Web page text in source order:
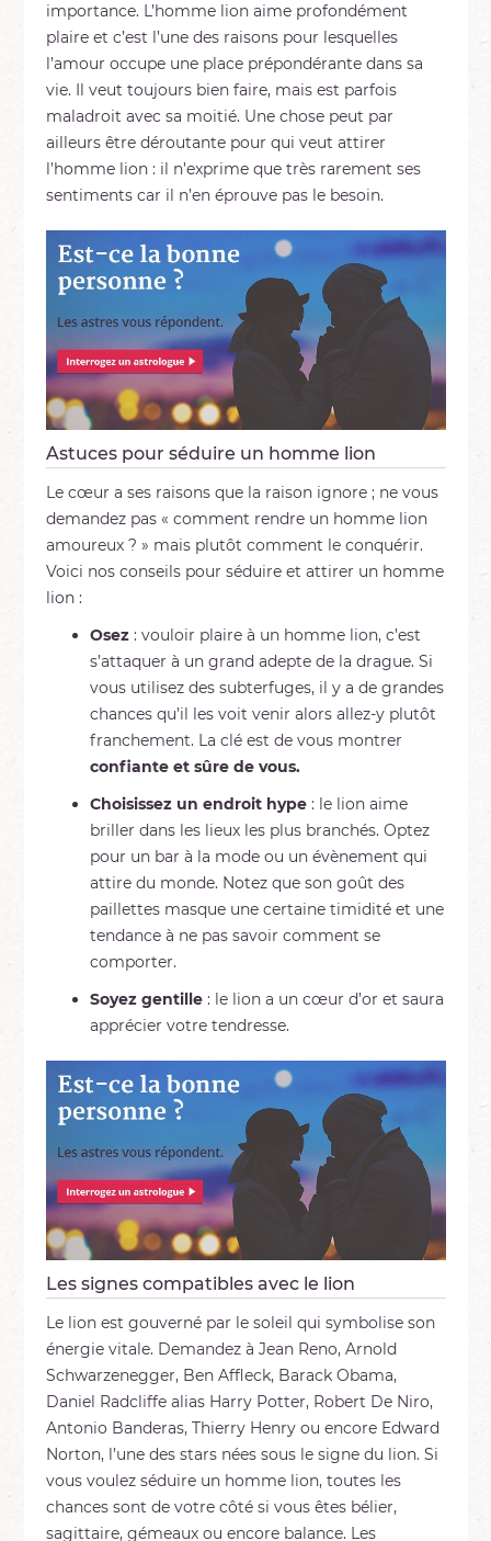
importance. L’homme lion aime profondément
plaire et c’est l’une des raisons pour lesquelles
l’amour occupe une place prépondérante dans sa
vie. Il veut toujours bien faire, mais est parfois
maladroit avec sa moitié. Une chose peut par
ailleurs être déroutante pour qui veut attirer
l’homme lion : il n’exprime que très rarement ses
sentiments car il n’en éprouve pas le besoin.
Astuces pour séduire un homme lion
Le cœur a ses raisons que la raison ignore ; ne vous
demandez pas « comment rendre un homme lion
amoureux ? » mais plutôt comment le conquérir.
Voici nos conseils pour séduire et attirer un homme
lion :
Osez : vouloir plaire à un homme lion, c’est
s’attaquer à un grand adepte de la drague. Si
vous utilisez des subterfuges, il y a de grandes
chances qu’il les voit venir alors allez-y plutôt
franchement. La clé est de vous montrer
confiante et sûre de vous.
Choisissez un endroit hype : le lion aime
briller dans les lieux les plus branchés. Optez
pour un bar à la mode ou un évènement qui
attire du monde. Notez que son goût des
paillettes masque une certaine timidité et une
tendance à ne pas savoir comment se
comporter.
Soyez gentille : le lion a un cœur d’or et saura
apprécier votre tendresse.
Les signes compatibles avec le lion
Le lion est gouverné par le soleil qui symbolise son
énergie vitale. Demandez à Jean Reno, Arnold
Schwarzenegger, Ben Affleck, Barack Obama,
Daniel Radcliffe alias Harry Potter, Robert De Niro,
Antonio Banderas, Thierry Henry ou encore Edward
Norton, l’une des stars nées sous le signe du lion. Si
vous voulez séduire un homme lion, toutes les
chances sont de votre côté si vous êtes bélier,
sagittaire, gémeaux ou encore balance. Les